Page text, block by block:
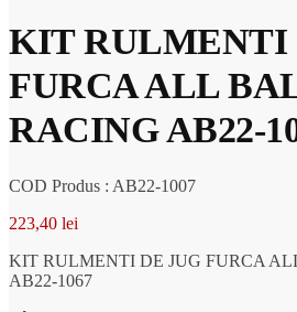
KIT RULMENTI
FURCA ALL
RACING AB22-
COD Produs : AB22-1007
223,40 lei
KIT RULMENTI DE JUG FURCA
AB22-1067